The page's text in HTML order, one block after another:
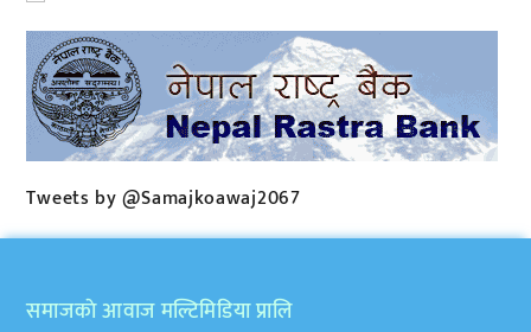
Tweets by @Samajkoawaj2067
समाजकाे आवाज मल्टिमिडिया प्रालि